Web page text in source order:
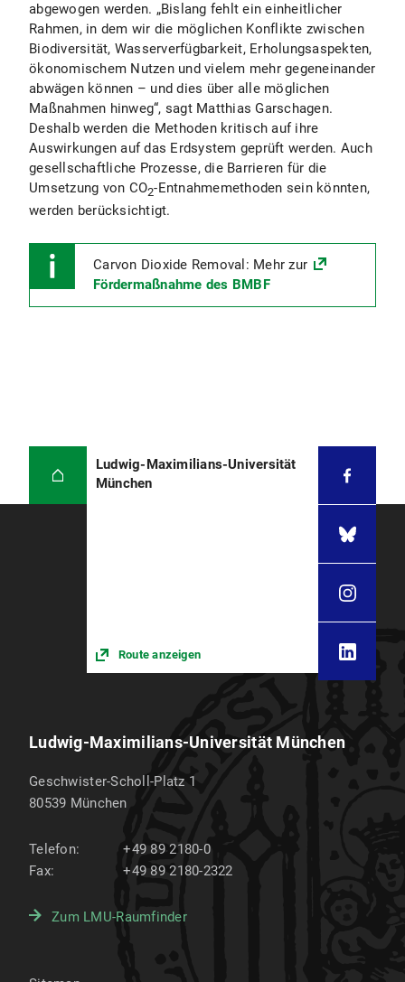
abgewogen werden. „Bislang fehlt ein einheitlicher
Rahmen, in dem wir die möglichen Konflikte zwischen
Biodiversität, Wasserverfügbarkeit, Erholungsaspekten,
ökonomischem Nutzen und vielem mehr gegeneinander
abwägen können – und dies über alle möglichen
Maßnahmen hinweg“, sagt Matthias Garschagen.
Deshalb werden die Methoden kritisch auf ihre
Auswirkungen auf das Erdsystem geprüft werden. Auch
gesellschaftliche Prozesse, die Barrieren für die
Umsetzung von CO2-Entnahmemethoden sein könnten,
werden berücksichtigt.
Carvon Dioxide Removal: Mehr zur
Fördermaßnahme des BMBF
Ludwig-Maximilians-Universität
München
Route anzeigen
Ludwig-Maximilians-Universität München
Geschwister-Scholl-Platz 1
80539 München
Telefon:
+49 89 2180-0
Fax:
+49 89 2180-2322
Zum LMU-Raumfinder